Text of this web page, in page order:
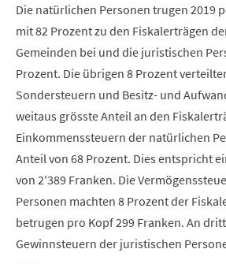
Die natürlichen Personen trugen 2019
mit 82 Prozent zu den Fiskalerträgen
Gemeinden bei und die juristischen
Prozent. Die übrigen 8 Prozent
Sondersteuern und Besitz- und
weitaus grösste Anteil an den
Einkommenssteuern der natürlichen
Anteil von 68 Prozent. Dies entspricht
von 2'389 Franken. Die
Personen machten 8 Prozent der
betrugen pro Kopf 299 Franken. An
Gewinnsteuern der juristischen